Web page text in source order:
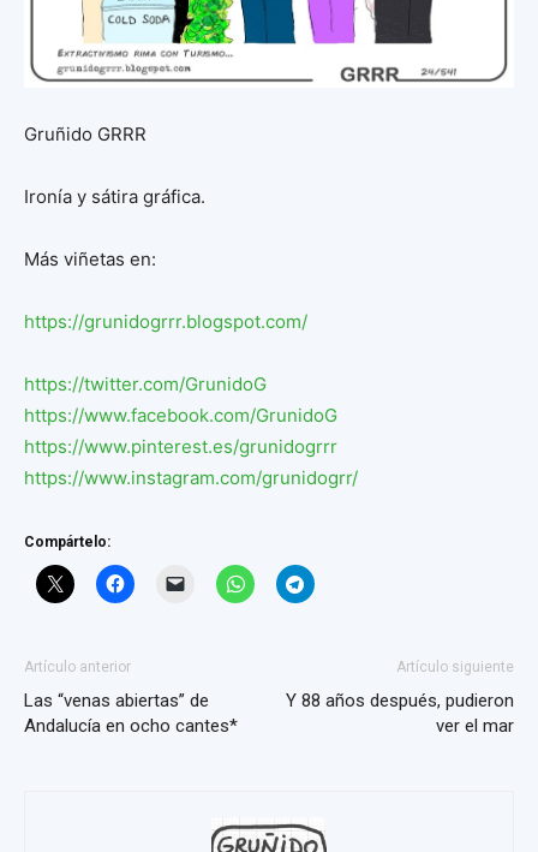
Gruñido GRRR
Ironía y sátira gráfica.
Más viñetas en:
https://grunidogrrr.blogspot.com/
https://twitter.com/GrunidoG
https://www.facebook.com/GrunidoG
https://www.pinterest.es/grunidogrrr
https://www.instagram.com/grunidogrr/
Compártelo:
Artículo anterior
Las “venas abiertas” de
Andalucía en ocho cantes*
Artículo siguiente
Y 88 años después, pudieron
ver el mar